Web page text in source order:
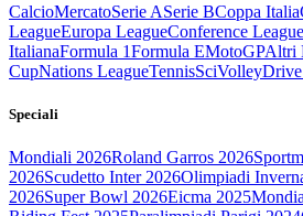
CalcioMercatoSerie ASerie BCoppa Italia
LeagueEuropa LeagueConference League
ItalianaFormula 1Formula EMotoGPAltri
CupNations LeagueTennisSciVolley
Speciali
Mondiali 2026Roland Garros 2026
2026Scudetto Inter 2026Olimpiadi
2026Super Bowl 2026Eicma 2025